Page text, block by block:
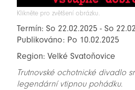
Klikněte pro zvětšení obrázku.
Termín: So 22.02.2025 - So
Publikováno: Po 10.02.2025
Region: Velké Svatoňovice
Trutnovské ochotnické divadlo
legendární vtipnou pohádku.